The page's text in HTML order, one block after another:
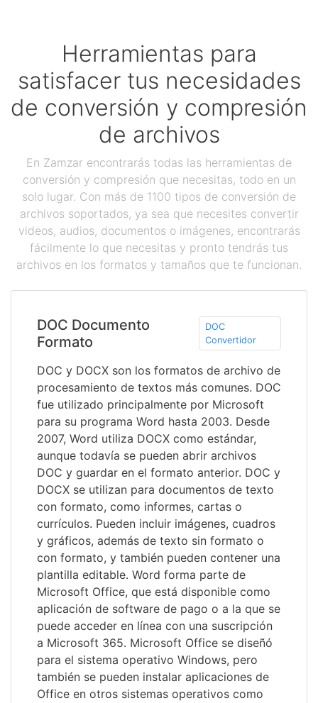
Herramientas para
satisfacer tus necesidades
de conversión y compresión
de archivos
En Zamzar encontrarás todas las herramientas de
conversión y compresión que necesitas, todo en un
solo lugar. Con más de 1100 tipos de conversión de
archivos soportados, ya sea que necesites convertir
videos, audios, documentos o imágenes, encontrarás
fácilmente lo que necesitas y pronto tendrás tus
archivos en los formatos y tamaños que te funcionan.
DOC Documento
Formato
DOC
Convertidor
DOC y DOCX son los formatos de archivo de
procesamiento de textos más comunes. DOC
fue utilizado principalmente por Microsoft
para su programa Word hasta 2003. Desde
2007, Word utiliza DOCX como estándar,
aunque todavía se pueden abrir archivos
DOC y guardar en el formato anterior. DOC y
DOCX se utilizan para documentos de texto
con formato, como informes, cartas o
currículos. Pueden incluir imágenes, cuadros
y gráficos, además de texto sin formato o
con formato, y también pueden contener una
plantilla editable. Word forma parte de
Microsoft Office, que está disponible como
aplicación de software de pago o a la que se
puede acceder en línea con una suscripción
a Microsoft 365. Microsoft Office se diseñó
para el sistema operativo Windows, pero
también se pueden instalar aplicaciones de
Office en otros sistemas operativos como